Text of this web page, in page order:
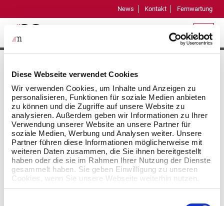
Diese Webseite verwendet Cookies
Wir verwenden Cookies, um Inhalte und Anzeigen zu
personalisieren, Funktionen für soziale Medien anbieten
zu können und die Zugriffe auf unsere Website zu
analysieren. Außerdem geben wir Informationen zu Ihrer
Verwendung unserer Website an unsere Partner für
soziale Medien, Werbung und Analysen weiter. Unsere
Partner führen diese Informationen möglicherweise mit
weiteren Daten zusammen, die Sie ihnen bereitgestellt
haben oder die sie im Rahmen Ihrer Nutzung der Dienste
gesammelt haben. Sie geben Einwilligung zu unseren
Cookies, wenn Sie unsere Webseite weiterhin nutzen.
News Kontakt Fernwartung
Microsoft Updates
verursachen massive
Probleme im Januar 2022
15-01-2022
Einige der neuesten Microsoft Updates Januar 2022
verursachen massive Probleme und Endlosschleifen
bei Neustarts der Domain Controller. Der Prozess
lsass.exe (oder wininit.exe) löst bei betroffenen
Maschinen einen zyklischen Neustart des